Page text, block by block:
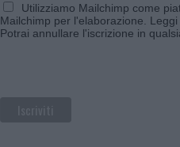
Utilizziamo Mailchimp come
Mailchimp per l'elaborazione.
Potrai annullare l'iscrizione in